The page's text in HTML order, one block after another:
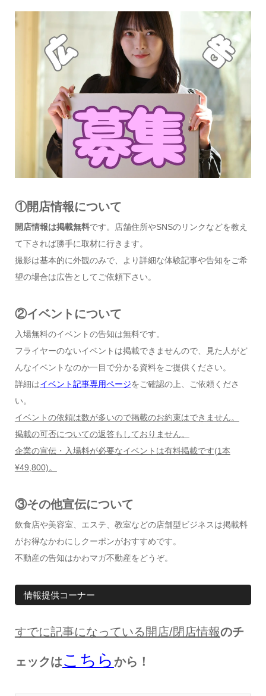
①開店情報について
開店情報は掲載無料です。店舗住所やSNSのリンクなどを教え
て下されば勝手に取材に行きます。
撮影は基本的に外観のみで、より詳細な体験記事や告知をご希
望の場合は広告としてご依頼下さい。
②イベントについて
入場無料のイベントの告知は無料です。
フライヤーのないイベントは掲載できませんので、見た人がど
んなイベントなのか一目で分かる資料をご提供ください。
詳細はイベント記事専用ページをご確認の上、ご依頼くださ
い。
イベントの依頼は数が多いので掲載のお約束はできません。
掲載の可否についての返答もしておりません。
企業の宣伝・入場料が必要なイベントは有料掲載です(1本
¥49,800)。
③その他宣伝について
飲食店や美容室、エステ、教室などの店舗型ビジネスは掲載料
がお得なかわにしクーポンがおすすめです。
不動産の告知はかわマガ不動産をどうぞ。
情報提供コーナー
すでに記事になっている開店/閉店情報のチ
ェックはこちら から！